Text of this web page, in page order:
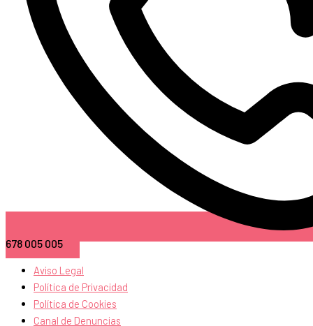
678 005 005
Aviso Legal
Política de Privacidad
Política de Cookies
Canal de Denuncias